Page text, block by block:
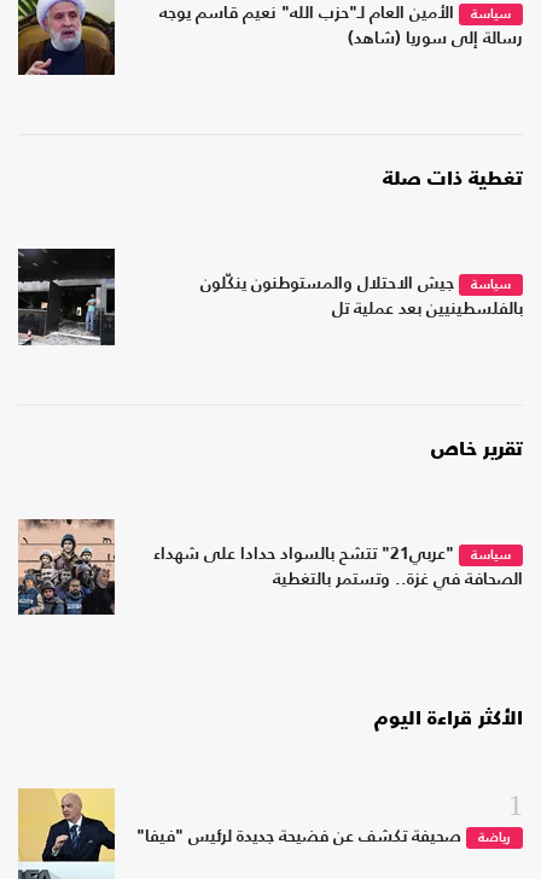
سياسة
الأمين العام لـ"حزب الله" نعيم قاسم يوجه
رسالة إلى سوريا (شاهد)
تغطية ذات صلة
سياسة
جيش الاحتلال والمستوطنون ينكّلون
بالفلسطينيين بعد عملية تل
تقرير خاص
سياسة
"عربي21" تتشح بالسواد حدادا على شهداء
الصحافة في غزة.. وتستمر بالتغطية
الأكثر قراءة اليوم
1
رياضة صحيفة تكشف عن فضيحة جديدة لرئيس "فيفا"